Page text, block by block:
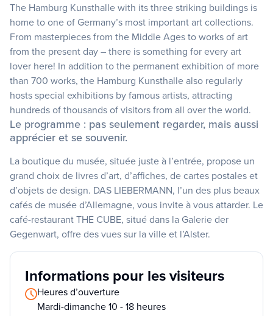
The Hamburg Kunsthalle with its three striking buildings is
home to one of Germany’s most important art collections.
From masterpieces from the Middle Ages to works of art
from the present day – there is something for every art
lover here! In addition to the permanent exhibition of more
than 700 works, the Hamburg Kunsthalle also regularly
hosts special exhibitions by famous artists, attracting
hundreds of thousands of visitors from all over the world.
Le programme : pas seulement regarder, mais aussi
apprécier et se souvenir.
La boutique du musée, située juste à l’entrée, propose un
grand choix de livres d’art, d’affiches, de cartes postales et
d’objets de design. DAS LIEBERMANN, l’un des plus beaux
cafés de musée d’Allemagne, vous invite à vous attarder. Le
café-restaurant THE CUBE, situé dans la Galerie der
Gegenwart, offre des vues sur la ville et l’Alster.
Informations pour les visiteurs
Heures d’ouverture
Mardi-dimanche 10 - 18 heures